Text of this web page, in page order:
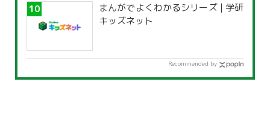
まんがでよくわかるシリーズ | 学研
キッズネット
Recommended by